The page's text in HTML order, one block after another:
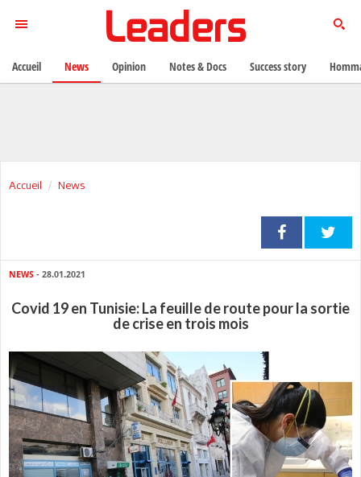
Accueil News
NEWS - 28.01.2021
Covid 19 en Tunisie: La feuille de route pour la sortie
de crise en trois mois
Accueil News Opinion Notes & Docs Success story